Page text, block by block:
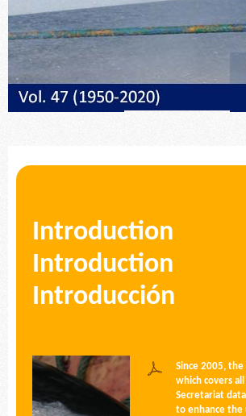
Introduction
Introduction
Introducción
Since 2005,
which covers
Secretariat
to enhance the